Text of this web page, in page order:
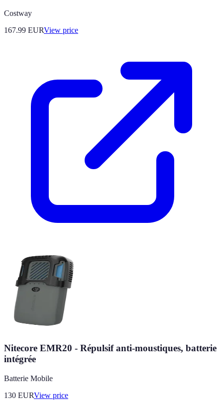
Costway
167.99 EURView price
Nitecore EMR20 - Répulsif anti-moustiques, batterie
intégrée
Batterie Mobile
130 EURView price